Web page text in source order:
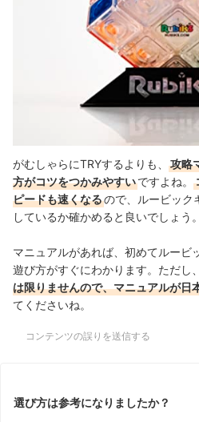
がむしゃらにTRYするよりも、
攻略
方がコツをつかみやすいですよね。
ピードも速くなるので、ルービック
しているか確かめると良いでしょう。
マニュアルがあれば、初めてルービ
遊び方がすぐにわかります。ただし、
は限りませんので、マニュアルが日
てくださいね。
コンテンツの誤りを送信する
選び方は参考になりましたか？